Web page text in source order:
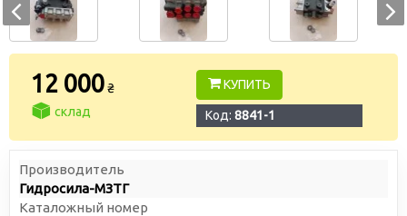
12 000₴
склад
КУПИТЬ
Код: 8841-1
Производитель
Гидросила-МЗТГ
Каталожный номер